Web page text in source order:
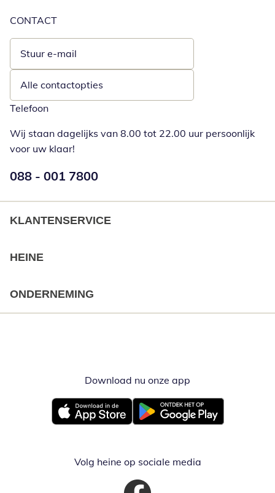
CONTACT
Stuur e-mail
Opent e-mailclient
Alle contactopties
Telefoon
Wij staan dagelijks van 8.00 tot 22.00 uur persoonlijk
voor uw klaar!
Telefoonnummer:
088 - 001 7800
KLANTENSERVICE
HEINE
ONDERNEMING
Download nu onze app
Opent in nieuw vensterOpent in nieuw venster
Volg heine op sociale media